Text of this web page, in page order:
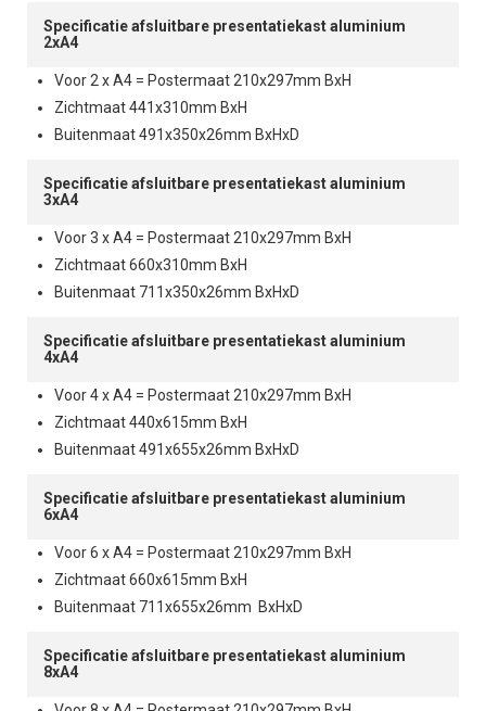
Specificatie afsluitbare presentatiekast aluminium
2xA4
Voor 2 x A4 = Postermaat 210x297mm BxH
Zichtmaat 441x310mm BxH
Buitenmaat 491x350x26mm BxHxD
Specificatie afsluitbare presentatiekast aluminium
3xA4
Voor 3 x A4 = Postermaat 210x297mm BxH
Zichtmaat 660x310mm BxH
Buitenmaat 711x350x26mm BxHxD
Specificatie afsluitbare presentatiekast aluminium
4xA4
Voor 4 x A4 = Postermaat 210x297mm BxH
Zichtmaat 440x615mm BxH
Buitenmaat 491x655x26mm BxHxD
Specificatie afsluitbare presentatiekast aluminium
6xA4
Voor 6 x A4 = Postermaat 210x297mm BxH
Zichtmaat 660x615mm BxH
Buitenmaat 711x655x26mm BxHxD
Specificatie afsluitbare presentatiekast aluminium
8xA4